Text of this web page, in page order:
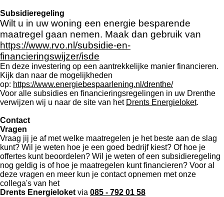
Subsidieregeling
Wilt u in uw woning een energie besparende
maatregel gaan nemen. Maak dan gebruik van
https://www.rvo.nl/subsidie-en-
financieringswijzer/isde
En deze investering op een aantrekkelijke manier financieren.
Kijk dan naar de mogelijkheden
op: https://www.energiebespaarlening.nl/drenthe/
Voor alle subsidies en financieringsregelingen in uw Drenthe
verwijzen wij u naar de site van het Drents Energieloket.
Contact
Vragen
Vraag jij je af met welke maatregelen je het beste aan de slag
kunt? Wil je weten hoe je een goed bedrijf kiest? Of hoe je
offertes kunt beoordelen? Wil je weten of een subsidieregeling
nog geldig is of hoe je maatregelen kunt financieren? Voor al
deze vragen en meer kun je contact opnemen met onze
collega's van het
Drents Energieloket via 085 - 792 01 58